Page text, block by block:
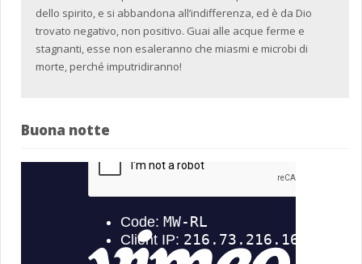
dello spirito, e si abbandona all’indifferenza, ed è da Dio
trovato negativo, non positivo. Guai alle acque ferme e
stagnanti, esse non esaleranno che miasmi e microbi di
morte, perché imputridiranno!
Buona notte